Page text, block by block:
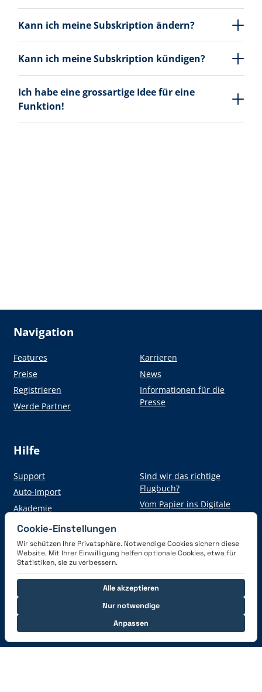
Kann ich meine Subskription ändern?
Kann ich meine Subskription kündigen?
Ich habe eine grossartige Idee für eine
Funktion!
Navigation
Features
Preise
Registrieren
Werde Partner
Karrieren
News
Informationen für die
Presse
Hilfe
Support
Auto-Import
Akademie
Sind wir das richtige
Flugbuch?
Vom Papier ins Digitale
Hol dir die App
Verbinde dich mit uns
Cookie-Einstellungen
Wir schützen Ihre Privatsphäre. Notwendige Cookies sichern diese
Website. Mit Ihrer Einwilligung helfen optionale Cookies, etwa für
Statistiken, sie zu verbessern.
Nur notwendige
Anpassen
Alle akzeptieren